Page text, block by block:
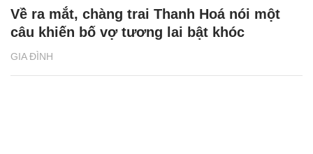
GIA ĐÌNH
Về ra mắt, chàng trai Thanh Hoá nói một
câu khiến bố vợ tương lai bật khóc